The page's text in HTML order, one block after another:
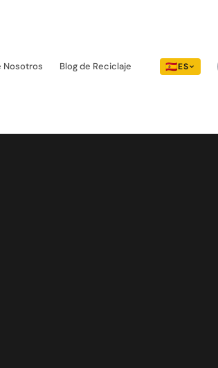
Nosotros Blog de Reciclaje 🇪🇸ES